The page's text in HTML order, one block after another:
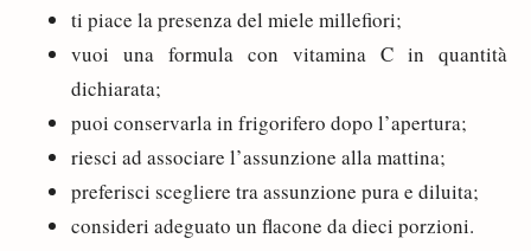
ti piace la presenza del miele millefiori;
vuoi una formula con vitamina C in quantità
dichiarata;
puoi conservarla in frigorifero dopo l’apertura;
riesci ad associare l’assunzione alla mattina;
preferisci scegliere tra assunzione pura e diluita;
consideri adeguato un flacone da dieci porzioni.